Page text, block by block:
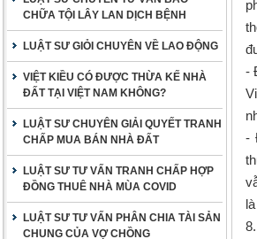
CHỮA TỘI LÂY LAN DỊCH BỆNH
LUẬT SƯ GIỎI CHUYÊN VỀ LAO ĐỘNG
VIỆT KIỀU CÓ ĐƯỢC THỪA KẾ NHÀ
ĐẤT TẠI VIỆT NAM KHÔNG?
LUẬT SƯ CHUYÊN GIẢI QUYẾT TRANH
CHẤP MUA BÁN NHÀ ĐẤT
LUẬT SƯ TƯ VẤN TRANH CHẤP HỢP
ĐỒNG THUÊ NHÀ MÙA COVID
LUẬT SƯ TƯ VẤN PHÂN CHIA TÀI SẢN
CHUNG CỦA VỢ CHỒNG
-
-